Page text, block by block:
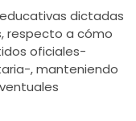
dictadas
respecto a cómo
oficiales-
, manteniendo